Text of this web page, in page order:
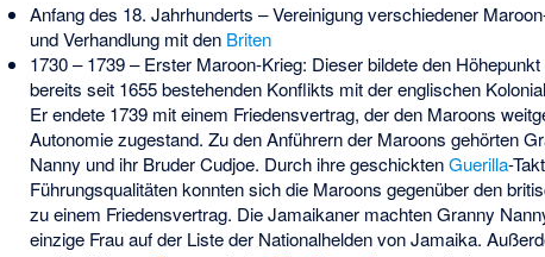
Anfang des 18. Jahrhunderts – Vereinigung verschiedener
und Verhandlung mit den Briten
1730 – 1739 –Erster Maroon-Krieg: Dieser bildete den Höhepunkt
bereits seit 1655 bestehenden Konflikts mit der englischen
Er endete 1739 mit einem Friedensvertrag, der den Maroons
Autonomie zugestand. Zu den Anführern der Maroons gehörten
Nanny und ihr BruderCudjoe. Durch ihre geschicktenGuerilla-
Führungsqualitäten konnten sich die Maroons gegenüber den
zu einem Friedensvertrag. Die Jamaikaner machten Granny
einzige Frau auf der Liste der Nationalhelden von Jamaika.